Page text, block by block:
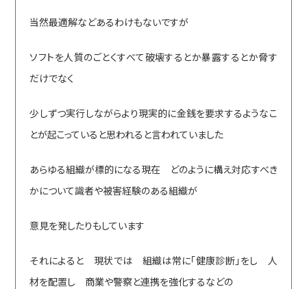
当然最適解などあるわけもないですが
ソフトを人質のごとくすべて破壊するとか暴露するとか脅す
だけでなく
少しずつ実行しながらより現実的に金銭を要求するようなこ
とが起こっていると思われると言われていました
あらゆる組織が標的になる現在 どのように構え対応すべき
かについて識者や被害経験のある組織が
意見を発したりもしています
それによると 現状では 組織は常に「健康診断」をし 人
材を配置し 商業や警察と連携を強化するなどの